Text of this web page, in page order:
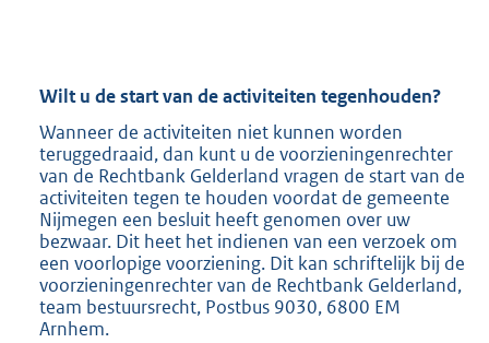
n
:
Wilt u de start van de activiteiten tegenhouden?
Wanneer de activiteiten niet kunnen worden
teruggedraaid, dan kunt u de voorzieningenrechter
van de Rechtbank Gelderland vragen de start van de
activiteiten tegen te houden voordat de gemeente
Nijmegen een besluit heeft genomen over uw
bezwaar. Dit heet het indienen van een verzoek om
een voorlopige voorziening. Dit kan schriftelijk bij de
voorzieningenrechter van de Rechtbank Gelderland,
team bestuursrecht, Postbus 9030, 6800 EM
Arnhem.